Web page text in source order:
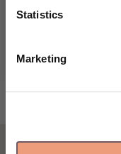
Statistics
Marketing